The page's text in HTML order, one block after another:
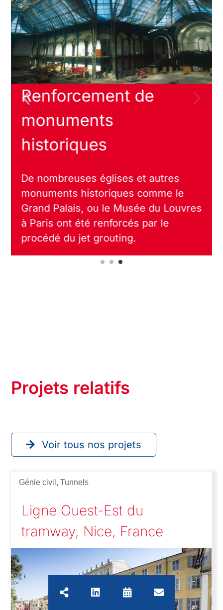
Jet Grouting au lac
Nyos, Cameroun
En 2013, Soletanche Bachy a
grouting au bord du cratère de
l’ancien volcan du Lac Nyos au
Cameroun.
Génie civil,Tunnels
Ligne Ouest-Est du
tramway, Nice, France